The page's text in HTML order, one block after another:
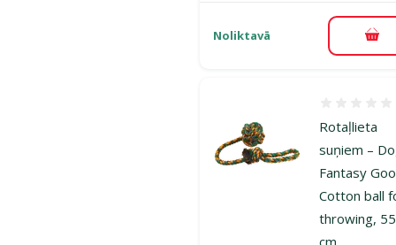
Noliktavā
Rotaļlieta
suņiem –
Fantasy
Cotton ball
throwing, 55
cm